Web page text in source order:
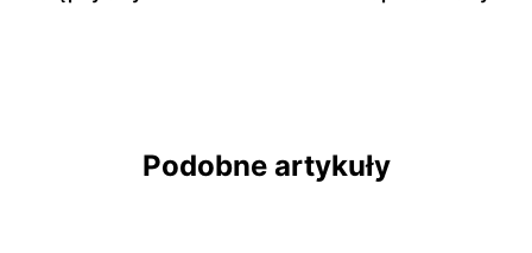
Podobne artykuły